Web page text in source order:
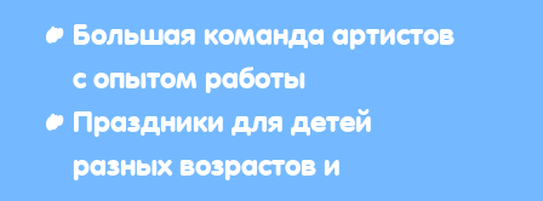
Большая команда артистов
с опытом работы
Праздники для детей
разных возрастов и